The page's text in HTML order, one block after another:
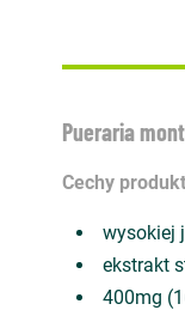
Pueraria
Cechy
wysokiej
ekstrakt
400mg